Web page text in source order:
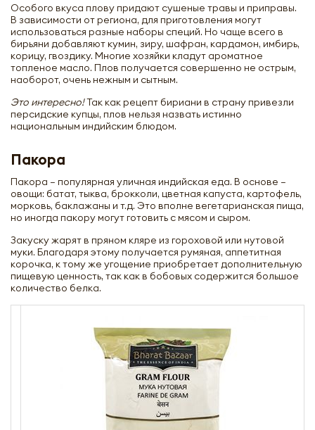
Особого вкуса плову придают сушеные травы и приправы.
В зависимости от региона, для приготовления могут
использоваться разные наборы специй. Но чаще всего в
бирьяни добавляют кумин, зиру, шафран, кардамон, имбирь,
корицу, гвоздику. Многие хозяйки кладут ароматное
топленое масло. Плов получается совершенно не острым,
наоборот, очень нежным и сытным.
Это интересно!Так как рецепт бириани в страну привезли
персидские купцы, плов нельзя назвать истинно
национальным индийским блюдом.
Пакора
Пакора – популярная уличная индийская еда. В основе –
овощи: батат, тыква, брокколи, цветная капуста, картофель,
морковь, баклажаны и т.д. Это вполне вегетарианская пища,
но иногда пакору могут готовить с мясом и сыром.
Закуску жарят в пряном кляре из гороховой или нутовой
муки. Благодаря этому получается румяная, аппетитная
корочка, к тому же угощение приобретает дополнительную
пищевую ценность, так как в бобовых содержится большое
количество белка.